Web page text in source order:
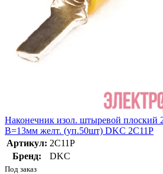
Наконечник изол. штыревой
В=13мм желт. (уп.50шт) DKC 2C11P
Артикул: 2C11P
Бренд:
DKC
Под заказ